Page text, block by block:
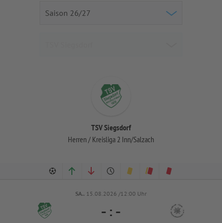
TSV Siegsdorf
Herren / Kreisliga 2 Inn/Salzach
SA.. 15.08.2026 /12:00 Uhr
- : -